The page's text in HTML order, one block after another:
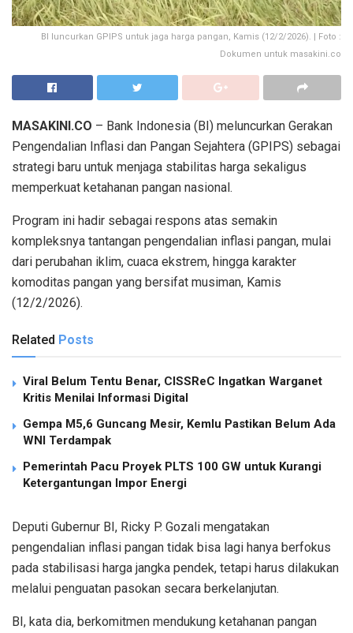
BI luncurkan GPIPS untuk jaga harga pangan, Kamis (12/2/2026). | Foto :
Dokumen untuk masakini.co
MASAKINI.CO – Bank Indonesia (BI) meluncurkan Gerakan
Pengendalian Inflasi dan Pangan Sejahtera (GPIPS) sebagai
strategi baru untuk menjaga stabilitas harga sekaligus
memperkuat ketahanan pangan nasional.
Program ini hadir sebagai respons atas semakin
kompleksnya tantangan pengendalian inflasi pangan, mulai
dari perubahan iklim, cuaca ekstrem, hingga karakter
komoditas pangan yang bersifat musiman, Kamis
(12/2/2026).
Related Posts
Viral Belum Tentu Benar, CISSReC Ingatkan Warganet
Kritis Menilai Informasi Digital
Gempa M5,6 Guncang Mesir, Kemlu Pastikan Belum Ada
WNI Terdampak
Pemerintah Pacu Proyek PLTS 100 GW untuk Kurangi
Ketergantungan Impor Energi
Deputi Gubernur BI, Ricky P. Gozali mengatakan
pengendalian inflasi pangan tidak bisa lagi hanya berfokus
pada stabilisasi harga jangka pendek, tetapi harus dilakukan
melalui penguatan pasokan secara berkelanjutan.
BI, kata dia, berkomitmen mendukung ketahanan pangan